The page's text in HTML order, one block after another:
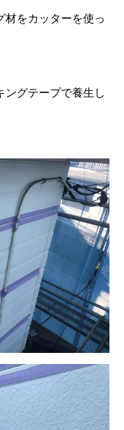
材をカッターを使っ
ングテープで養生し